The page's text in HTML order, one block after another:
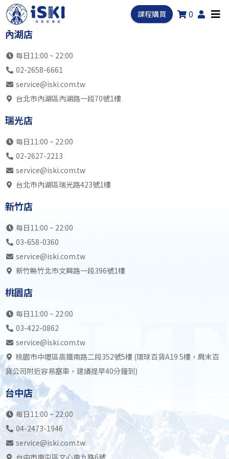
課程購買 0
內湖店
每日11:00 ~ 22:00
02-2658-6661
service@iski.com.tw
台北市內湖區內湖路一段70號1樓
瑞光店
每日11:00 ~ 22:00
02-2627-2213
service@iski.com.tw
台北市內湖區瑞光路423號1樓
新竹店
每日11:00 ~ 22:00
03-658-0360
service@iski.com.tw
新竹縣竹北市文興路一段396號1樓
桃園店
每日11:00 ~ 22:00
03-422-0862
service@iski.com.tw
桃園市中壢區高鐵南路二段352號5樓 (環球百貨A19 5樓，周末百
貨公司附近容易塞車，建議提早40分鐘到)
台中店
每日11:00 ~ 22:00
04-2473-1946
service@iski.com.tw
台中市南屯區文心南九路6號